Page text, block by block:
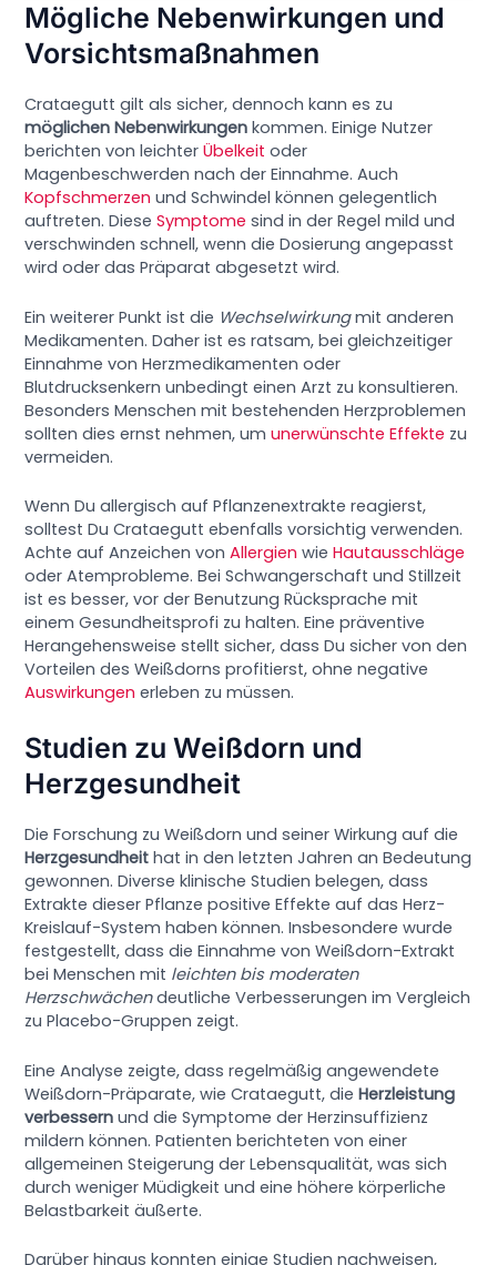
Mögliche Nebenwirkungen und
Vorsichtsmaßnahmen
Crataegutt gilt als sicher, dennoch kann es zu
möglichen Nebenwirkungen kommen. Einige Nutzer
berichten von leichterÜbelkeit oder
Magenbeschwerden nach der Einnahme. Auch
Kopfschmerzen und Schwindel können gelegentlich
auftreten. DieseSymptome sind in der Regel mild und
verschwinden schnell, wenn die Dosierung angepasst
wird oder das Präparat abgesetzt wird.
Ein weiterer Punkt ist die Wechselwirkungmit anderen
Medikamenten. Daher ist es ratsam, bei gleichzeitiger
Einnahme von Herzmedikamenten oder
Blutdrucksenkern unbedingt einen Arzt zu konsultieren.
Besonders Menschen mit bestehenden Herzproblemen
sollten dies ernst nehmen, umunerwünschte Effekte zu
vermeiden.
Wenn Du allergisch auf Pflanzenextrakte reagierst,
solltest Du Crataegutt ebenfalls vorsichtig verwenden.
Achte auf Anzeichen vonAllergien wieHautausschläge
oder Atemprobleme. Bei Schwangerschaft und Stillzeit
ist es besser, vor der Benutzung Rücksprache mit
einem Gesundheitsprofi zu halten. Eine präventive
Herangehensweise stellt sicher, dass Du sicher von den
Vorteilen des Weißdorns profitierst, ohne negative
Auswirkungen erleben zu müssen.
Studien zu Weißdorn und
Herzgesundheit
Die Forschung zu Weißdorn und seiner Wirkung auf die
Herzgesundheit hat in den letzten Jahren an Bedeutung
gewonnen. Diverse klinische Studien belegen, dass
Extrakte dieser Pflanze positive Effekte auf das Herz-
Kreislauf-System haben können. Insbesondere wurde
festgestellt, dass die Einnahme von Weißdorn-Extrakt
bei Menschen mit leichten bis moderaten
Herzschwächendeutliche Verbesserungen im Vergleich
zu Placebo-Gruppen zeigt.
Eine Analyse zeigte, dass regelmäßig angewendete
Weißdorn-Präparate, wie Crataegutt, dieHerzleistung
verbessern und die Symptome der Herzinsuffizienz
mildern können. Patienten berichteten von einer
allgemeinen Steigerung der Lebensqualität, was sich
durch weniger Müdigkeit und eine höhere körperliche
Belastbarkeit äußerte.
Darüber hinaus konnten einige Studien nachweisen,